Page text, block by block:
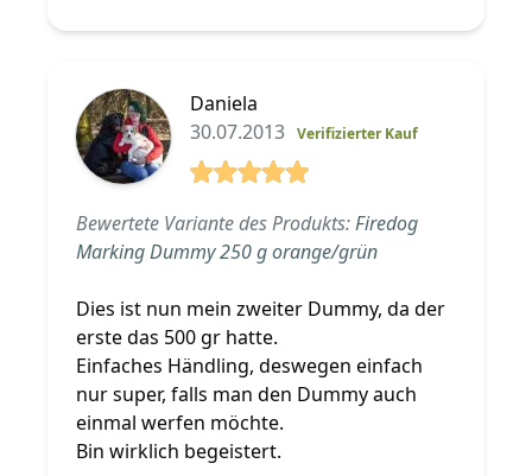
Daniela
30.07.2013 Verifizierter Kauf
Bewertete Variante des Produkts:Firedog
Marking Dummy 250 g orange/grün
Dies ist nun mein zweiter Dummy, da der
erste das 500 gr hatte.
Einfaches Händling, deswegen einfach
nur super, falls man den Dummy auch
einmal werfen möchte.
Bin wirklich begeistert.